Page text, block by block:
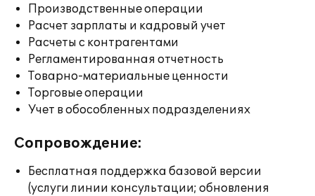
Производственные операции
Расчет зарплаты и кадровый учет
Расчеты с контрагентами
Регламентированная отчетность
Товарно-материальные ценности
Торговые операции
Учет в обособленных подразделениях
Сопровождение:
Бесплатная поддержка базовой версии
(услуги линии консультации; обновления